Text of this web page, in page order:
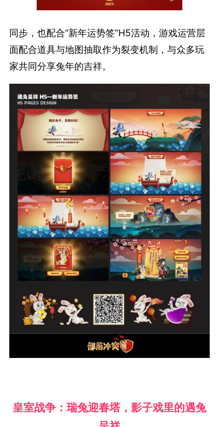
同步，也配合“新年运势签”H5活动，游戏运营层
面配合道具与地图抽取作为裂变机制，与众多玩
家共同分享兔年的吉祥。
皇室战争：瑞兔迎春塔，影子戏里的遇兔